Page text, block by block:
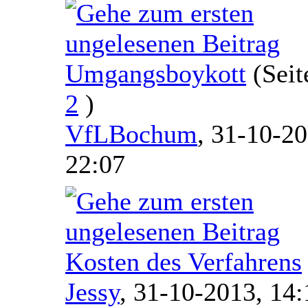
Umgangsboykott
2 )
VfLBochum, 31-10-
22:07
Kosten des Verfahrens
Jessy, 31-10-2013,